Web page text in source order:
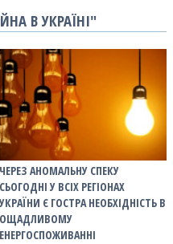
В УКРАЇНІ"
ЧЕРЕЗ АНОМАЛЬНУ СПЕКУ
СЬОГОДНІ У ВСІХ РЕГІОНАХ
УКРАЇНИ Є ГОСТРА НЕОБХІДНІСТЬ В
ОЩАДЛИВОМУ
ЕНЕРГОСПОЖИВАННІ